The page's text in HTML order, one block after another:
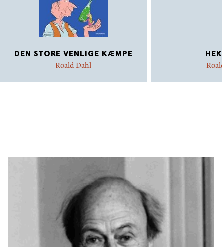
DEN STORE VENLIGE KÆMPE
Roald Dahl